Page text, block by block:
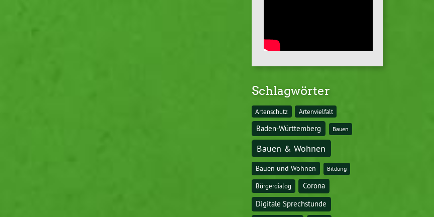
Schlagwörter
Artenschutz Artenvielfalt
Baden-Württemberg Bauen
Bauen & Wohnen
Bauen und Wohnen Bildung
Bürgerdialog Corona
Digitale Sprechstunde